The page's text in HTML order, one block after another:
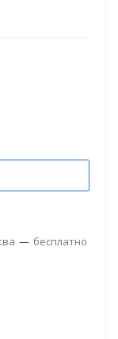
— бесплатно